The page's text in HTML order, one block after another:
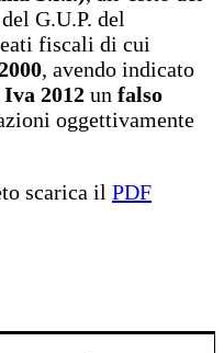
G.U.P. del
fiscali di cui
, avendo indicato
2012 un falso
oggettivamente
scarica il PDF